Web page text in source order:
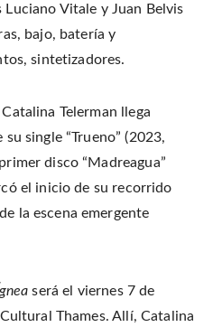
Vitale y Juan Belvis
bajo, batería y
sintetizadores.
Telerman llega
single “Trueno” (2023,
disco “Madreagua”
el inicio de su recorrido
la escena emergente
será el viernes 7 de
Thames. Allí, Catalina